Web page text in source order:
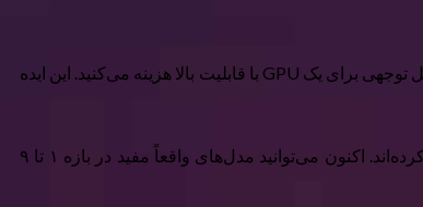
اکثریت ما این روایت را جذب کرده‌ایم: اگر می‌خواهید مدل‌های هوش مصنوعی مدرن را اجرا کنید، یا هزینه‌ای برای دسترسی به ابر می‌پردازید یا پول قابل توجهی برای یک GPU با قابلیت بالا هزینه می‌کنید. این ایده
آنچه تغییر کرده این است که مدل‌ها کوچک‌تر و کارآمدتر شده‌اند بدون اینکه به اسباب‌بازی بی‌فایده تبدیل شوند، و نرم‌افزارهای مرتبط نیز پیشرفت کرده‌اند. اکنون می‌توانید مدل‌های واقعاً مفید در بازه ۱ تا ۹